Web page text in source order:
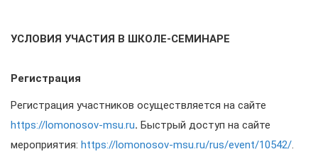
УСЛОВИЯ УЧАСТИЯ В ШКОЛЕ-СЕМИНАРЕ
Регистрация
Регистрация участников осуществляется на сайте
https://lomonosov-msu.ru. Быстрый доступ на сайте
мероприятия: https://lomonosov-msu.ru/rus/event/10542/.